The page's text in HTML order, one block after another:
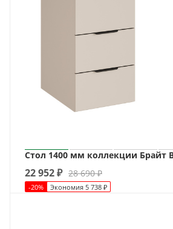
Стол 1400 мм коллекции Брайт
22 952₽ 28 690₽
-20% Экономия 5 738 ₽